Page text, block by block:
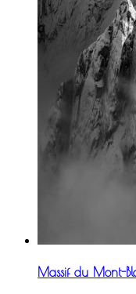
Massif du Mont-